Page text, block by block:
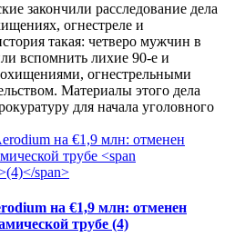
закончили расследование дела
огнестреле и
такая: четверо мужчин в
вспомнить лихие 90-е и
огнестрельными
Материалы этого дела
для начала уголовного
на €1,9 млн: отменен
трубе (4)